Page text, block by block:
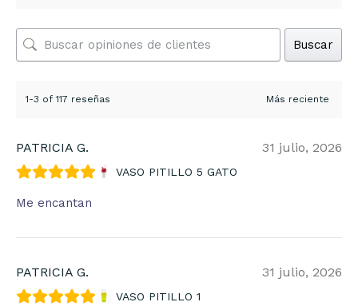
Buscar
1-3 of 117 reseñas
PATRICIA G. 31 julio, 2026
VASO PITILLO 5 GATO
Me encantan
PATRICIA G. 31 julio, 2026
VASO PITILLO 1